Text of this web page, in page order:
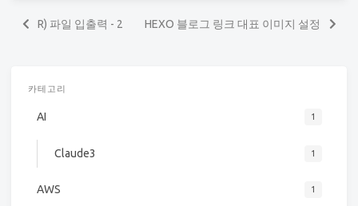
R) 파일 입출력 - 2 HEXO 블로그 링크 대표 이미지 설정
카테고리
AI 1
Claude3 1
AWS 1